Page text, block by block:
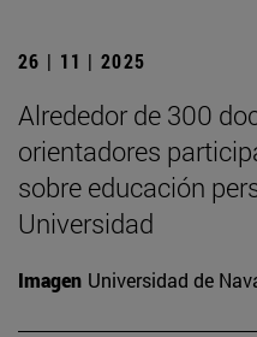
26 | 11 | 2025
Alrededor de 300
orientadores
sobre educación
Universidad
Imagen Universidad de